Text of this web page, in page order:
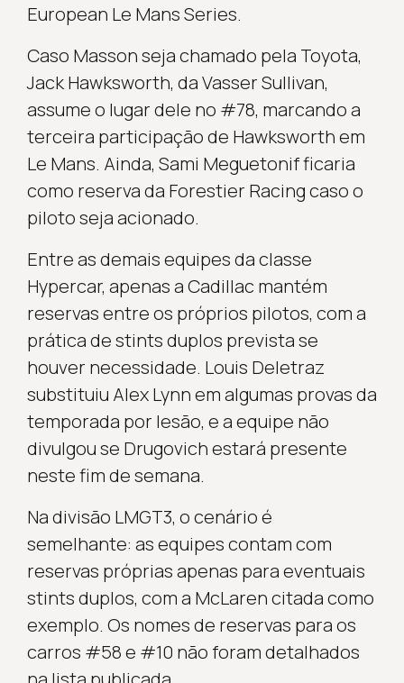
European Le Mans Series.
Caso Masson seja chamado pela Toyota,
Jack Hawksworth, da Vasser Sullivan,
assume o lugar dele no #78, marcando a
terceira participação de Hawksworth em
Le Mans. Ainda, Sami Meguetonif ficaria
como reserva da Forestier Racing caso o
piloto seja acionado.
Entre as demais equipes da classe
Hypercar, apenas a Cadillac mantém
reservas entre os próprios pilotos, com a
prática de stints duplos prevista se
houver necessidade. Louis Deletraz
substituiu Alex Lynn em algumas provas da
temporada por lesão, e a equipe não
divulgou se Drugovich estará presente
neste fim de semana.
Na divisão LMGT3, o cenário é
semelhante: as equipes contam com
reservas próprias apenas para eventuais
stints duplos, com a McLaren citada como
exemplo. Os nomes de reservas para os
carros #58 e #10 não foram detalhados